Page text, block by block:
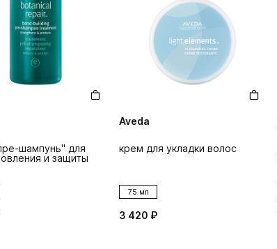
шампунь" для
и защиты
Aveda
крем для укладки волос
75 мл
3 420 ₽